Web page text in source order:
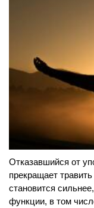
Отказавшийся от
прекращает
становится
функции, в том